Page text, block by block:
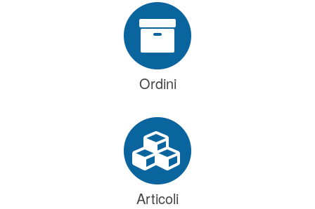
Ordini
Articoli